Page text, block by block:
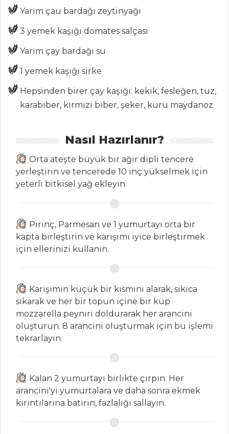
Çömlekte Levrek
Balığı
Balık Yemekleri
MEZELER
Midye Dolma
Kefal Pilaki
Mezeler Tüm
MASTERCHEF
Çok pratik
En Sevilen Tatlısı
Mango Sticky Rice
Nasıl Yapılır?
Geleneksel
noktaları...
Masterchef Tüm
Tarifleri
Yarım çau bardağı zeytinyağı
3 yemek kaşığı domates salçası
Yarım çay bardağı su
1 yemek kaşığı sirke
Hepsinden birer çay kaşığı: kekik, fesleğen, tuz,
karabiber, kırmızı biber, şeker, kuru maydanoz
Nasıl Hazırlanır?
Orta ateşte büyük bir ağır dipli tencere
yerleştirin ve tencerede 10 inç yükselmek için
yeterli bitkisel yağ ekleyin.
Pirinç, Parmesan ve 1 yumurtayı orta bir
kapta birleştirin ve karışımı iyice birleştirmek
için ellerinizi kullanın.
Karışımın küçük bir kısmını alarak, sıkıca
sıkarak ve her bir topun içine bir küp
mozzarella peyniri doldurarak her arancini
oluşturun. 8 arancini oluşturmak için bu işlemi
tekrarlayın.
Kalan 2 yumurtayı birlikte çırpın. Her
arancini'yi yumurtalara ve daha sonra ekmek
kırıntılarına batırın, fazlalığı sallayın.